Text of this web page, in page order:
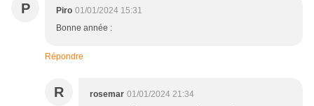
P Piro 01/01/2024 15:31
Bonne année :
Répondre
R rosemar 01/01/2024 21:34